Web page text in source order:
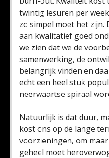
twintig lesuren per
zo simpel moet het zijn.
aan kwalitatief goed
we zien dat we de
samenwerking, de
belangrijk vinden en
echt een heel stuk
neerwaartse spiraal
Natuurlijk is dat duur,
kost ons op de lange
voorzieningen, om
geheel moet